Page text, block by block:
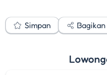
Simpan Bagikan